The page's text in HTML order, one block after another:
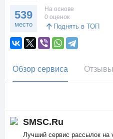
539
место
На основе
0 оценок
Поднять в ТОП
Обзор сервиса Отзывы
SMSC.Ru
Лучший сервис рассылок на